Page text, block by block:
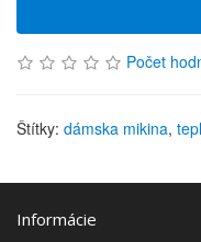
Počet
Štítky: dámska mikina,
Informácie